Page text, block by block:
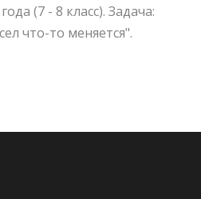
(7 - 8 класс). Задача:
что-то меняется".